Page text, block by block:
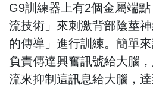
G9訓練器上有2個金屬端
流技術」來刺激背部陰莖
的傳導」進行訓練。簡單
負責傳達興奮訊號給大腦
流來抑制這訊息給大腦，達